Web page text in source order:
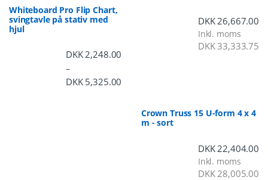
Whiteboard Pro Flip Chart,
svingtavle på stativ med
hjul
DKK2,248.00
–
DKK5,325.00
DKK26,667.00
Inkl. moms
DKK33,333.75
Crown Truss 15 U-form 4 x 4
m - sort
DKK22,404.00
Inkl. moms
DKK28,005.00